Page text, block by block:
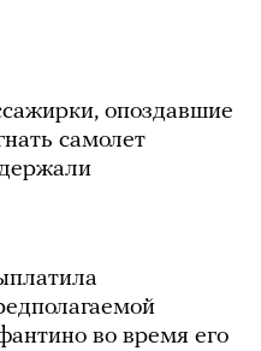
опоздавшие
самолет
во время его